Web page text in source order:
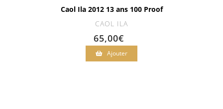
Caol Ila 2012 13 ans 100 Proof
CAOL ILA
65,00€
Ajouter